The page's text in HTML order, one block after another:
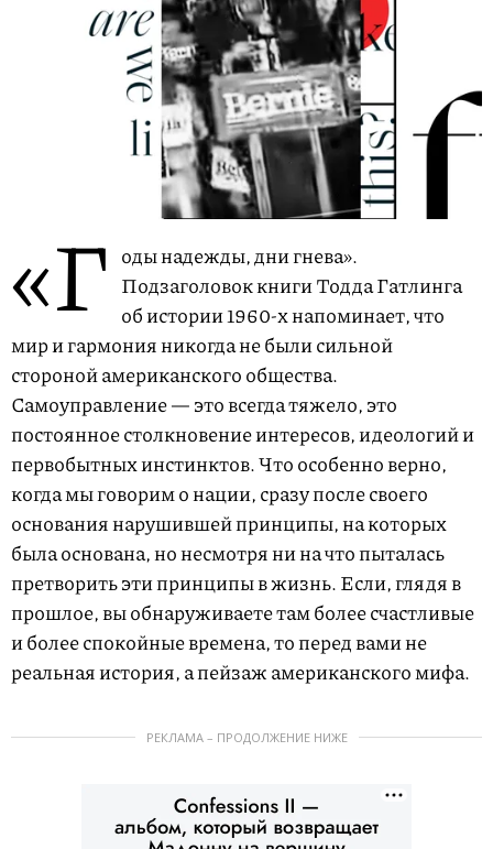
«Г оды надежды, дни гнева».
Подзаголовок книги Тодда Гатлинга
об истории 1960-х напоминает, что
мир и гармония никогда не были сильной
стороной американского общества.
Самоуправление — это всегда тяжело, это
постоянное столкновение интересов, идеологий и
первобытных инстинктов. Что особенно верно,
когда мы говорим о нации, сразу после своего
основания нарушившей принципы, на которых
была основана, но несмотря ни на что пыталась
претворить эти принципы в жизнь. Если, глядя в
прошлое, вы обнаруживаете там более счастливые
и более спокойные времена, то перед вами не
реальная история, а пейзаж американского мифа.
РЕКЛАМА – ПРОДОЛЖЕНИЕ НИЖЕ